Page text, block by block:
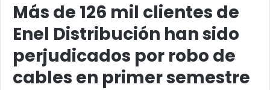
Más de 126 mil clientes de
Enel Distribución han sido
perjudicados por robo de
cables en primer semestre